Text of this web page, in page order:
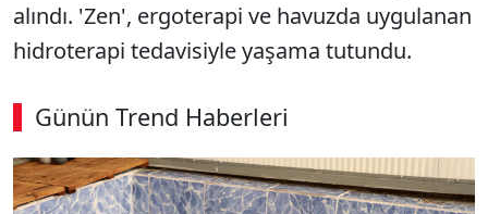
alındı. 'Zen', ergoterapi ve havuzda uygulanan
hidroterapi tedavisiyle yaşama tutundu.
Günün Trend Haberleri